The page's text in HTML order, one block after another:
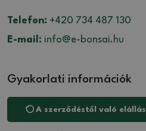
Telefon: +420 734 487 130
E-mail: info@e-bonsai.hu
Gyakorlati információk
A szerződéstől való elállás